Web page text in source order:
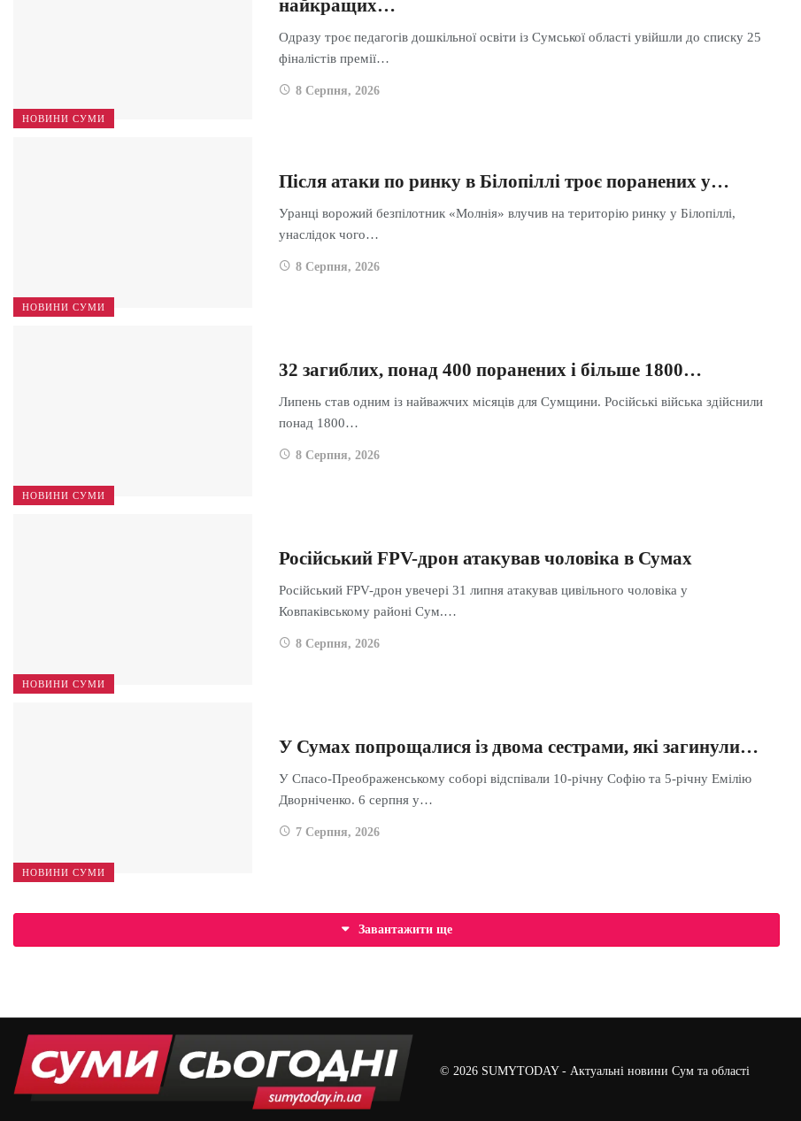
НОВИНИ СУМИ
найкращих…
Одразу троє педагогів дошкільної освіти із Сумської області увійшли до списку 25
фіналістів премії…
8 Серпня, 2026
НОВИНИ СУМИ
Після атаки по ринку в Білопіллі троє поранених у…
Уранці ворожий безпілотник «Молнія» влучив на територію ринку у Білопіллі,
унаслідок чого…
8 Серпня, 2026
НОВИНИ СУМИ
32 загиблих, понад 400 поранених і більше 1800…
Липень став одним із найважчих місяців для Сумщини. Російські війська здійснили
понад 1800…
8 Серпня, 2026
НОВИНИ СУМИ
Російський FPV-дрон атакував чоловіка в Сумах
Російський FPV-дрон увечері 31 липня атакував цивільного чоловіка у
Ковпаківському районі Сум.…
8 Серпня, 2026
НОВИНИ СУМИ
У Сумах попрощалися із двома сестрами, які загинули…
У Спасо-Преображенському соборі відспівали 10-річну Софію та 5-річну Емілію
Дворніченко. 6 серпня у…
7 Серпня, 2026
Завантажити ще
© 2026 SUMYTODAY- Актуальні новини Сум та області